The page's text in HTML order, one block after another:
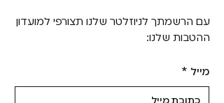
עם הרשמתך לניוזלטר שלנו תצורפי למועדון
ההטבות שלנו:
מייל *